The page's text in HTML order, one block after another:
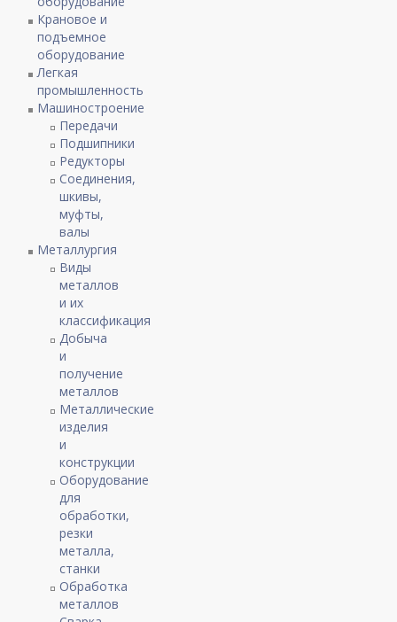
Крановое и
подъемное
оборудование
Легкая
промышленность
Машиностроение
Передачи
Подшипники
Редукторы
Соединения,
шкивы,
муфты,
валы
Металлургия
Виды
металлов
и их
классификация
Добыча
и
получение
металлов
Металлические
изделия
и
конструкции
Оборудование
для
обработки,
резки
металла,
станки
Обработка
металлов